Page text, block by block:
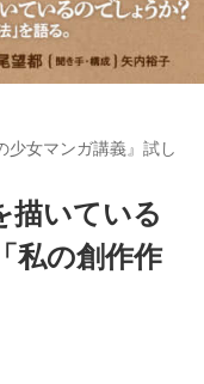
女マンガ講義』試し
描いている
の創作作